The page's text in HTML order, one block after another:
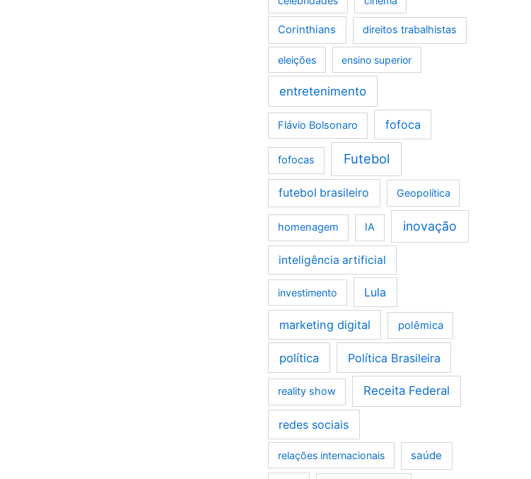
Corinthians direitos trabalhistas
eleições ensino superior
entretenimento
Flávio Bolsonaro fofoca
fofocas Futebol
futebol brasileiro Geopolítica
homenagem IA inovação
inteligência artificial
investimento Lula
marketing digital polêmica
política Política Brasileira
reality show Receita Federal
redes sociais
relações internacionais saúde